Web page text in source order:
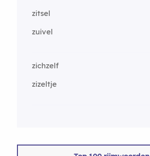
zitsel
zuivel
zichzelf
zizeltje